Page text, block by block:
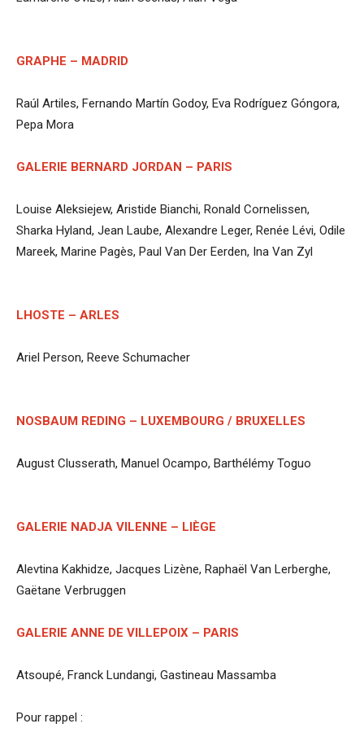
GRAPHE – MADRID
Raúl Artiles, Fernando Martín Godoy, Eva Rodríguez Góngora,
Pepa Mora
GALERIE BERNARD JORDAN – PARIS
Louise Aleksiejew, Aristide Bianchi, Ronald Cornelissen,
Sharka Hyland, Jean Laube, Alexandre Leger, Renée Lévi, Odile
Mareek, Marine Pagès, Paul Van Der Eerden, Ina Van Zyl
LHOSTE – ARLES
Ariel Person, Reeve Schumacher
NOSBAUM REDING – LUXEMBOURG / BRUXELLES
August Clusserath, Manuel Ocampo, Barthélémy Toguo
GALERIE NADJA VILENNE – LIÈGE
Alevtina Kakhidze, Jacques Lizène, Raphaël Van Lerberghe,
Gaëtane Verbruggen
GALERIE ANNE DE VILLEPOIX – PARIS
Atsoupé, Franck Lundangi, Gastineau Massamba
Pour rappel :